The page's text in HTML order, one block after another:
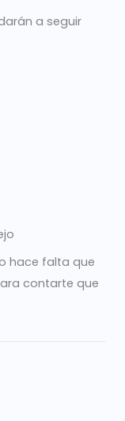
a seguir
hace falta que
contarte que